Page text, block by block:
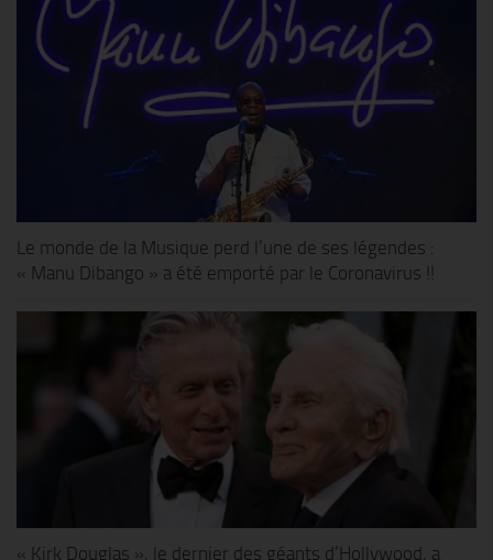
Le monde de la Musique perd l’une de ses légendes :
« Manu Dibango » a été emporté par le Coronavirus !!
« Kirk Douglas », le dernier des géants d’Hollywood, a